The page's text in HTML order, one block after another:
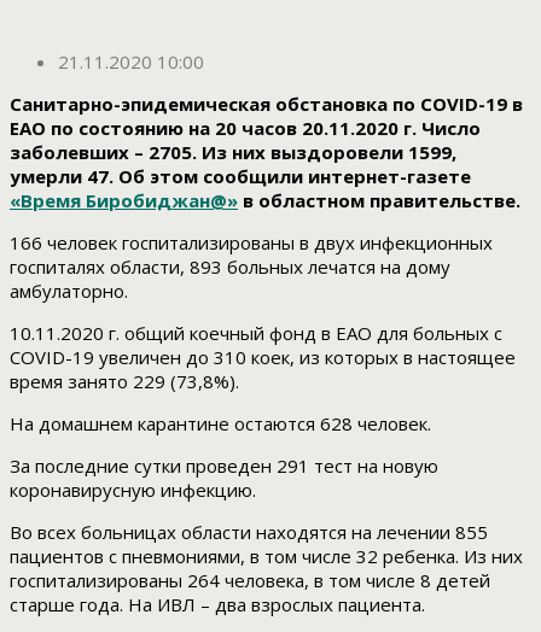
21.11.2020 10:00
Санитарно-эпидемическая обстановка по COVID-19 в
ЕАО по состоянию на 20 часов 20.11.2020 г. Число
заболевших – 2705. Из них выздоровели 1599,
умерли 47. Об этом сообщили интернет-газете
«Время Биробиджан@» в областном правительстве.
166 человек госпитализированы в двух инфекционных
госпиталях области, 893 больных лечатся на дому
амбулаторно.
10.11.2020 г. общий коечный фонд в ЕАО для больных с
COVID-19 увеличен до 310 коек, из которых в настоящее
время занято 229 (73,8%).
На домашнем карантине остаются 628 человек.
За последние сутки проведен 291 тест на новую
коронавирусную инфекцию.
Во всех больницах области находятся на лечении 855
пациентов с пневмониями, в том числе 32 ребенка. Из них
госпитализированы 264 человека, в том числе 8 детей
старше года. На ИВЛ – два взрослых пациента.